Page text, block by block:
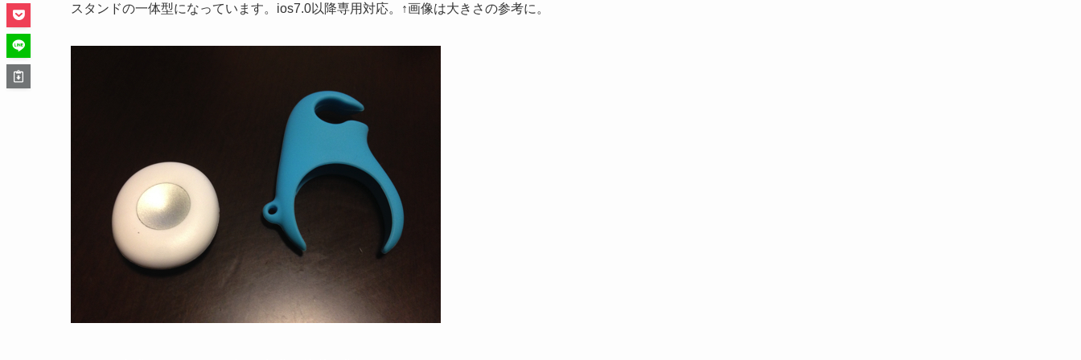
スタンドの一体型になっています。ios7.0以降専用対応。↑画像は大きさの参考に。